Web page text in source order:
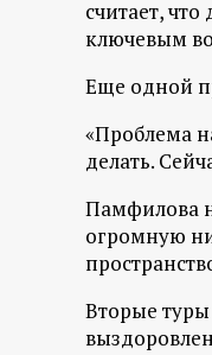
т
а
л
считает,
ключевым
Еще одной
«Проблема
делать.
Памфилова
огромную
Вторые туры